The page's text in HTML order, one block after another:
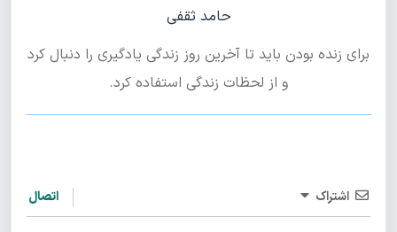
حامد ثقفی
برای زنده بودن باید تا آخرین روز زندگی یادگیری را دنبال کرد
و از لحظات زندگی استفاده کرد.
اشتراک اتصال